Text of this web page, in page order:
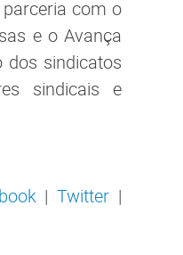
com o
e o Avança
dos sindicatos
sindicais e
|Twitter |